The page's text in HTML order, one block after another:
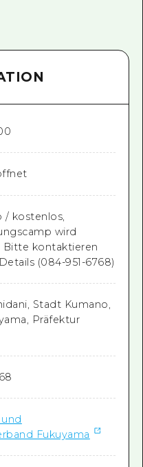
/ kostenlos,
wird
Bitte kontaktieren
(084-951-6768)
Stadt Kumano,
Präfektur
Fukuyama